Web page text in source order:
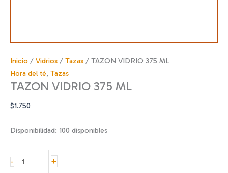
Inicio / Vidrios / Tazas / TAZON VIDRIO 375 ML
Hora del té, Tazas
TAZON VIDRIO 375 ML
$1.750
Disponibilidad: 100 disponibles
-
VIDRIO
+